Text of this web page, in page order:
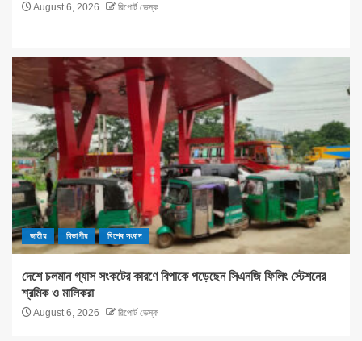
August 6, 2026 রিপোর্ট ডেস্ক
জাতীয় বিভাগীয় বিশেষ সংবাদ
দেশে চলমান গ্যাস সংকটের কারণে বিপাকে পড়েছেন সিএনজি ফিলিং স্টেশনের
শ্রমিক ও মালিকরা
August 6, 2026 রিপোর্ট ডেস্ক